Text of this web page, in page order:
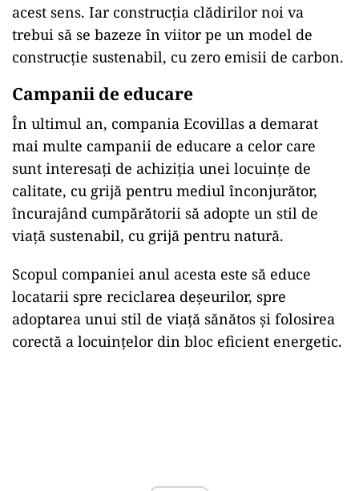
acest sens. Iar construcția clădirilor noi va
trebui să se bazeze în viitor pe un model de
construcție sustenabil, cu zero emisii de carbon.
Campanii de educare
În ultimul an, compania Ecovillas a demarat
mai multe campanii de educare a celor care
sunt interesați de achiziția unei locuințe de
calitate, cu grijă pentru mediul înconjurător,
încurajând cumpărătorii să adopte un stil de
viață sustenabil, cu grijă pentru natură.
Scopul companiei anul acesta este să educe
locatarii spre reciclarea deșeurilor, spre
adoptarea unui stil de viață sănătos și folosirea
corectă a locuințelor din bloc eficient energetic.